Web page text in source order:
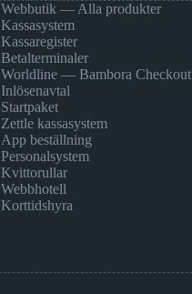
Webbutik — Alla produkter
Kassasystem
Kassaregister
Betalterminaler
Worldline — Bambora Checkout
Inlösenavtal
Startpaket
Zettle kassasystem
App beställning
Personalsystem
Kvittorullar
Webbhotell
Korttidshyra